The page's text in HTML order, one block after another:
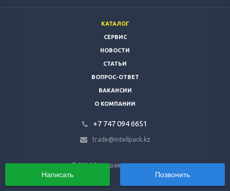
КАТАЛОГ
СЕРВИС
НОВОСТИ
СТАТЬИ
ВОПРОС-ОТВЕТ
ВАКАНСИИ
О КОМПАНИИ
+7 747 094 6651
trade@intellpack.kz
© 2026 Все права защищены.
Написать Позвонить